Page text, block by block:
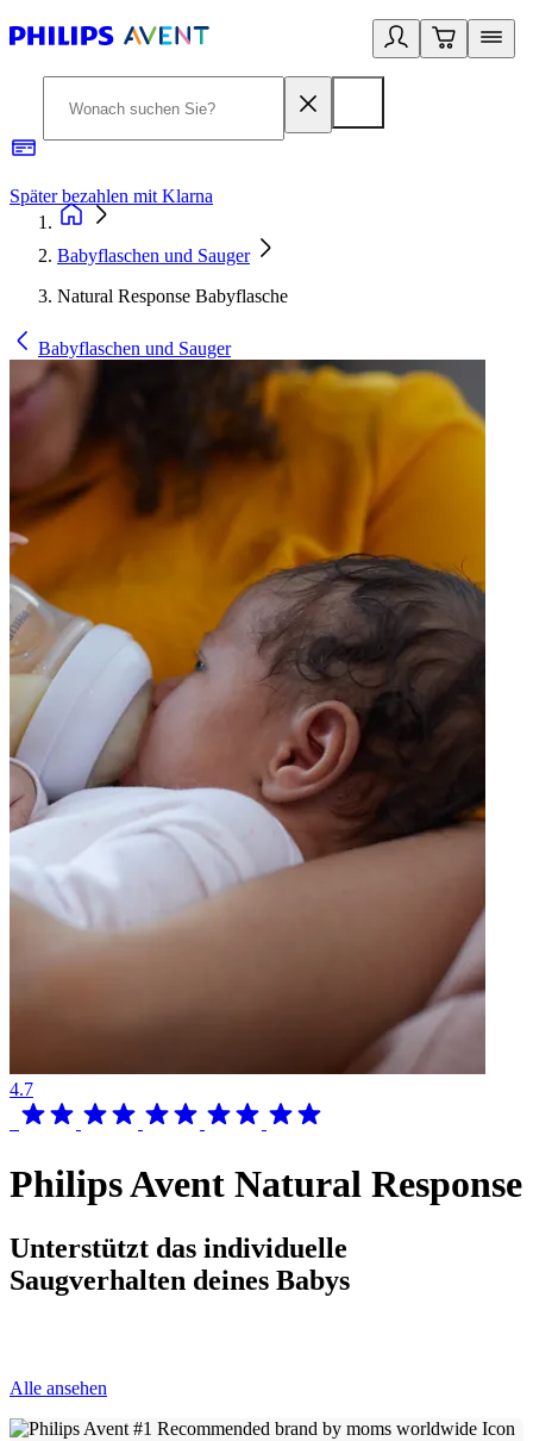
Später bezahlen mit Klarna
Babyflaschen und Sauger
Natural Response Babyflasche
Babyflaschen und Sauger
4.7
Philips Avent Natural Response
Unterstützt das individuelle
Saugverhalten deines Babys
Alle ansehen